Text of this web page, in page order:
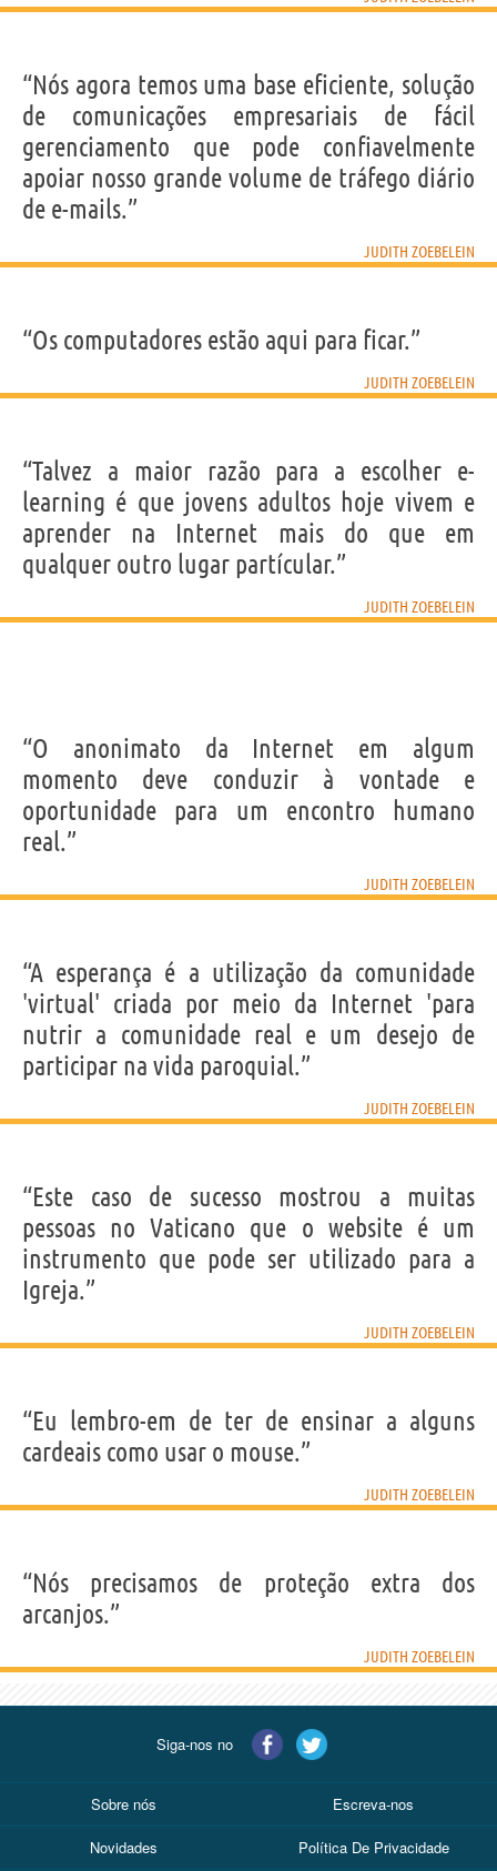
“Nós agora temos uma base eficiente, solução
de comunicações empresariais de fácil
gerenciamento que pode confiavelmente
apoiar nosso grande volume de tráfego diário
de e-mails.”
JUDITH ZOEBELEIN
“Os computadores estão aqui para ficar.”
JUDITH ZOEBELEIN
“Talvez a maior razão para a escolher e-
learning é que jovens adultos hoje vivem e
aprender na Internet mais do que em
qualquer outro lugar partícular.”
JUDITH ZOEBELEIN
“O anonimato da Internet em algum
momento deve conduzir à vontade e
oportunidade para um encontro humano
real.”
JUDITH ZOEBELEIN
“A esperança é a utilização da comunidade
'virtual' criada por meio da Internet 'para
nutrir a comunidade real e um desejo de
participar na vida paroquial.”
JUDITH ZOEBELEIN
“Este caso de sucesso mostrou a muitas
pessoas no Vaticano que o website é um
instrumento que pode ser utilizado para a
Igreja.”
JUDITH ZOEBELEIN
“Eu lembro-em de ter de ensinar a alguns
cardeais como usar o mouse.”
JUDITH ZOEBELEIN
“Nós precisamos de proteção extra dos
arcanjos.”
JUDITH ZOEBELEIN
Siga-nos no
Sobre nós Escreva-nos
Novidades Política De Privacidade